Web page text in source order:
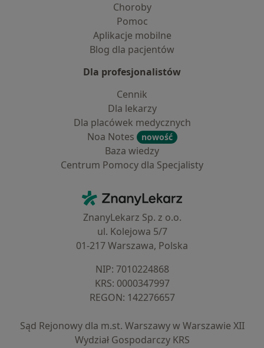
Choroby
Pomoc
Aplikacje mobilne
Blog dla pacjentów
Dla profesjonalistów
Cennik
Dla lekarzy
Dla placówek medycznych
Noa Notes
nowość
Baza wiedzy
Centrum Pomocy dla Specjalisty
ZnanyLekarz - Strona główna
ZnanyLekarz Sp. z o.o.
ul. Kolejowa 5/7
01-217 Warszawa, Polska
NIP: ⁠7010224868
KRS: ⁠0000347997
REGON: ⁠142276657
Sąd Rejonowy dla m.st. Warszawy w Warszawie XII
Wydział Gospodarczy KRS